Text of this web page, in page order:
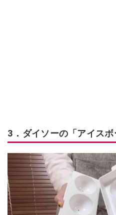
3．ダイソーの「アイスボ